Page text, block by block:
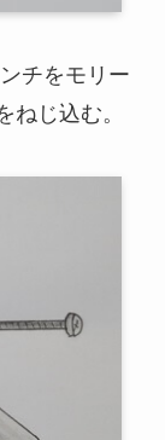
チをモリー
ねじ込む。